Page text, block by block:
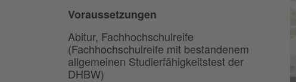
Voraussetzungen
Abitur, Fachhochschulreife
(Fachhochschulreife mit bestandenem
allgemeinen Studierfähigkeitstest der
DHBW)